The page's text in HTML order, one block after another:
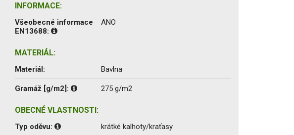
INFORMACE:
Všeobecné informace
EN13688:
ANO
MATERIÁL:
Materiál: Bavlna
Gramáž [g/m2]: 275 g/m2
OBECNÉ VLASTNOSTI:
Typ oděvu: krátké kalhoty/kraťasy